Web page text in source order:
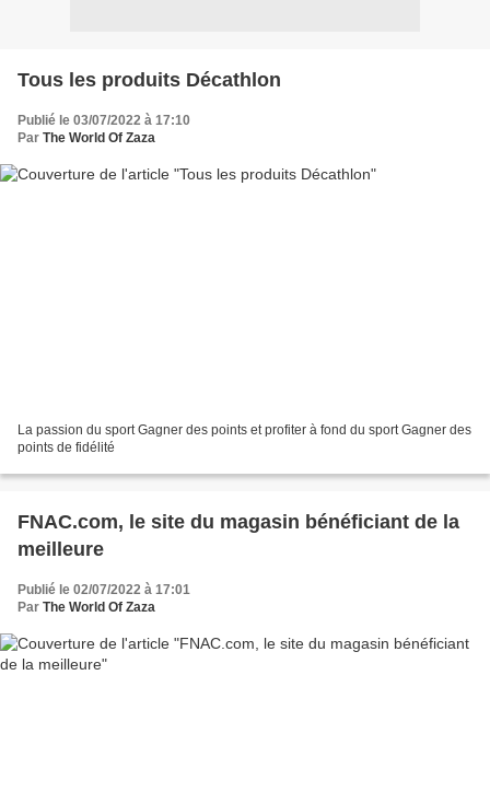
Tous les produits Décathlon
Publié le 03/07/2022 à 17:10
Par The World Of Zaza
La passion du sport Gagner des points et profiter à fond du sport Gagner des
points de fidélité
FNAC.com, le site du magasin bénéficiant de la
meilleure
Publié le 02/07/2022 à 17:01
Par The World Of Zaza